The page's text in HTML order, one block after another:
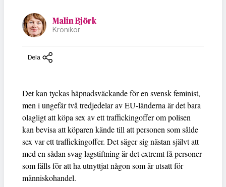
Malin Björk
Krönikör
Dela
Det kan tyckas häpnadsväckande för en svensk feminist,
men i ungefär två tredjedelar av EU-länderna är det bara
olagligt att köpa sex av ett traffickingoffer om polisen
kan bevisa att köparen kände till att personen som sålde
sex var ett traffickingoffer. Det säger sig nästan självt att
med en sådan svag lagstiftning är det extremt få personer
som fälls för att ha utnyttjat någon som är utsatt för
människohandel.